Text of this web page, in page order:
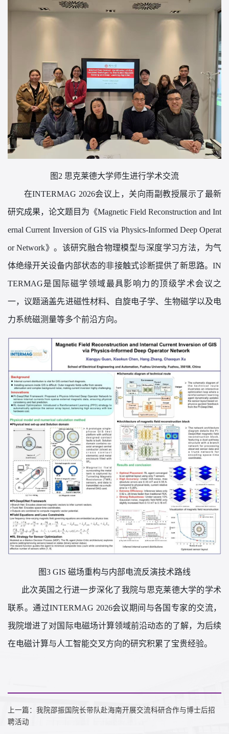
图2 思克莱德大学师生进行学术交流
在INTERMAG 2026会议上，关向雨副教授展示了最新
研究成果，论文题目为《Magnetic Field Reconstruction and Int
ernal Current Inversion of GIS via Physics-Informed Deep Operat
or Network》。该研究融合物理模型与深度学习方法，为气
体绝缘开关设备内部状态的非接触式诊断提供了新思路。IN
TERMAG是国际磁学领域最具影响力的顶级学术会议之
一，议题涵盖先进磁性材料、自旋电子学、生物磁学以及电
力系统磁测量等多个前沿方向。
图3 GIS 磁场重构与内部电流反演技术路线
此次英国之行进一步深化了我院与思克莱德大学的学术
联系。通过INTERMAG 2026会议期间与各国专家的交流，
我院增进了对国际电磁场计算领域前沿动态的了解，为后续
在电磁计算与人工智能交叉方向的研究积累了宝贵经验。
上一篇：我院邵振国院长带队赴海南开展交流科研合作与博士后招
聘活动